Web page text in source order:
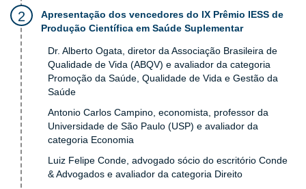
Apresentação dos vencedores do IX Prêmio IESS de
Produção Científica em Saúde Suplementar
Dr. Alberto Ogata, diretor da Associação Brasileira de
Qualidade de Vida (ABQV) e avaliador da categoria
Promoção da Saúde, Qualidade de Vida e Gestão da
Saúde
Antonio Carlos Campino, economista, professor da
Universidade de São Paulo (USP) e avaliador da
categoria Economia
Luiz Felipe Conde, advogado sócio do escritório Conde
& Advogados e avaliador da categoria Direito